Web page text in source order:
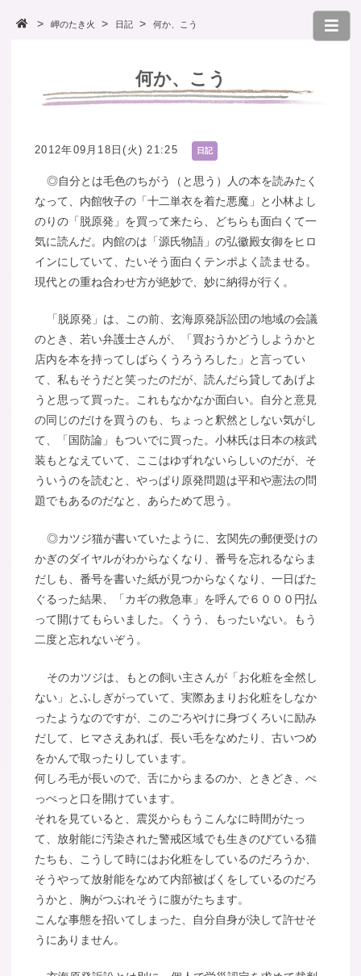
岬のたき火 日記 何か、こう
何か、こう
2012年09月18日(火) 21:25 日記
◎自分とは毛色のちがう（と思う）人の本を読みたく
なって、内館牧子の「十二単衣を着た悪魔」と小林よし
のりの「脱原発」を買って来たら、どちらも面白くて一
気に読んだ。内館のは「源氏物語」の弘徽殿女御をヒロ
インにしていて、たいそう面白くテンポよく読ませる。
現代との重ね合わせ方が絶妙で、妙に納得が行く。
「脱原発」は、この前、玄海原発訴訟団の地域の会議
のとき、若い弁護士さんが、「買おうかどうしようかと
店内を本を持ってしばらくうろうろした」と言ってい
て、私もそうだと笑ったのだが、読んだら貸してあげよ
うと思って買った。これもなかなか面白い。自分と意見
の同じのだけを買うのも、ちょっと釈然としない気がし
て、「国防論」もついでに買った。小林氏は日本の核武
装もとなえていて、ここはゆずれないらしいのだが、そ
ういうのを読むと、やっぱり原発問題は平和や憲法の問
題でもあるのだなと、あらためて思う。
◎カツジ猫が書いていたように、玄関先の郵便受けの
かぎのダイヤルがわからなくなり、番号を忘れるならま
だしも、番号を書いた紙が見つからなくなり、一日ばた
ぐるった結果、「カギの救急車」を呼んで６０００円払
って開けてもらいました。くうう、もったいない。もう
二度と忘れないぞう。
そのカツジは、もとの飼い主さんが「お化粧を全然し
ない」とふしぎがっていて、実際あまりお化粧をしなか
ったようなのですが、このごろやけに身づくろいに励み
だして、ヒマさえあれば、長い毛をなめたり、古いつめ
をかんで取ったりしています。
何しろ毛が長いので、舌にからまるのか、ときどき、ぺ
っぺっと口を開けています。
それを見ていると、震災からもうこんなに時間がたっ
て、放射能に汚染された警戒区域でも生きのびている猫
たちも、こうして時にはお化粧をしているのだろうか、
そうやって放射能をなめて内部被ばくをしているのだろ
うかと、胸がつぶれそうに腹がたちます。
こんな事態を招いてしまった、自分自身が決して許せそ
うにありません。